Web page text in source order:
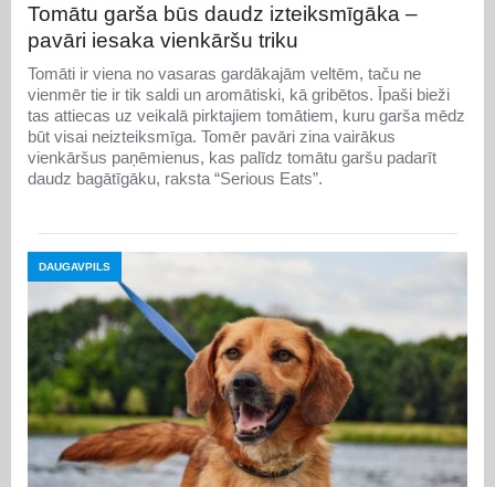
Tomātu garša būs daudz izteiksmīgāka –
pavāri iesaka vienkāršu triku
Tomāti ir viena no vasaras gardākajām veltēm, taču ne
vienmēr tie ir tik saldi un aromātiski, kā gribētos. Īpaši bieži
tas attiecas uz veikalā pirktajiem tomātiem, kuru garša mēdz
būt visai neizteiksmīga. Tomēr pavāri zina vairākus
vienkāršus paņēmienus, kas palīdz tomātu garšu padarīt
daudz bagātīgāku, raksta “Serious Eats”.
DAUGAVPILS